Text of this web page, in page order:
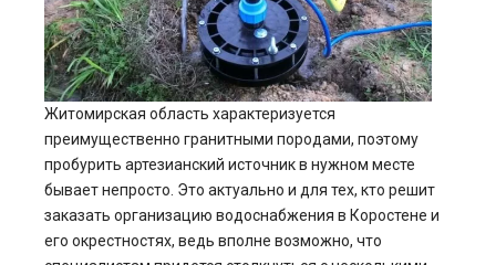
Житомирская область характеризуется
преимущественно гранитными породами, поэтому
пробурить артезианский источник в нужном месте
бывает непросто. Это актуально и для тех, кто решит
заказать организацию водоснабжения в Коростене и
его окрестностях, ведь вполне возможно, что